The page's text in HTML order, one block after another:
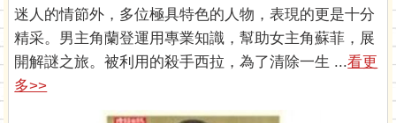
迷人的情節外，多位極具特色的人物，表現的更是十分
精采。男主角蘭登運用專業知識，幫助女主角蘇菲，展
開解謎之旅。被利用的殺手西拉，為了清除一生 ...看更
多>>